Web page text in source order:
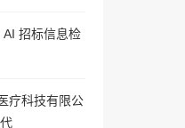
招标信息检
疗科技有限公